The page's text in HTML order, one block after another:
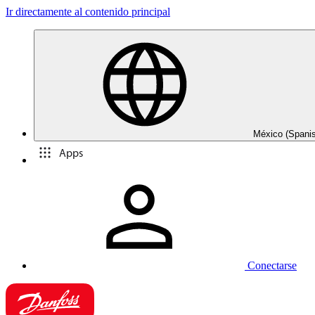
Ir directamente al contenido principal
México
Apps
Conectarse